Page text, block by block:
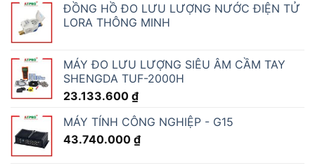
ĐỒNG HỒ ĐO LƯU LƯỢNG NƯỚC ĐIỆN TỬ
LORA THÔNG MINH
MÁY ĐO LƯU LƯỢNG SIÊU ÂM CẦM TAY
SHENGDA TUF-2000H
23.133.600 ₫
MÁY TÍNH CÔNG NGHIỆP - G15
43.740.000 ₫